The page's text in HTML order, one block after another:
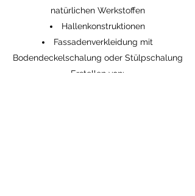
natürlichen Werkstoffen
Hallenkonstruktionen
Fassadenverkleidung mit
Bodendeckelschalung oder Stülpschalung
Erstellen von: